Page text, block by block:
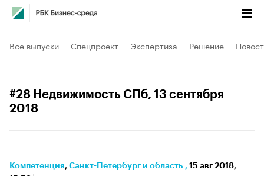
Все выпуски Спецпроект Экспертиза Решение
#28 Недвижимость СПб, 13 сентября
2018
Компетенция⁠, Санкт-Петербург и область , 15 авг 2018,